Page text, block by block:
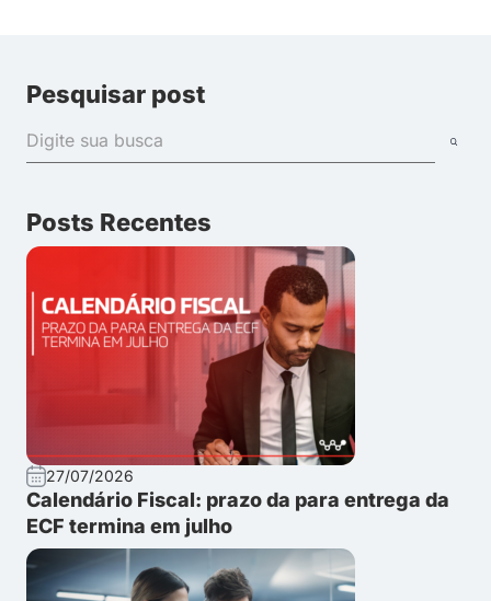
Pesquisar post
Posts Recentes
27/07/2026
Calendário Fiscal: prazo da para entrega da
ECF termina em julho